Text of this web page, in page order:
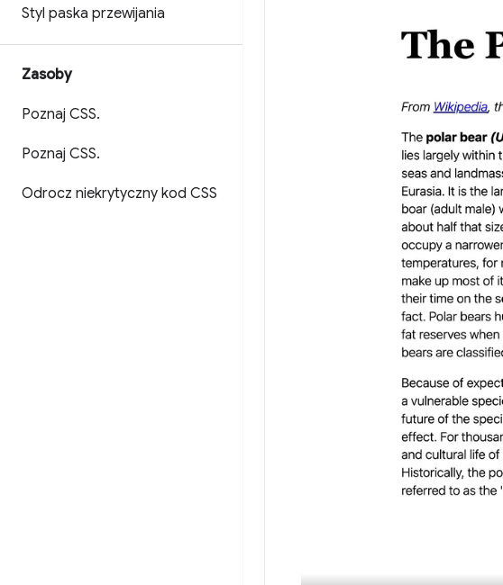
Styl paska przewijania
Zasoby
Poznaj CSS.
Poznaj CSS.
Odrocz niekrytyczny kod CSS